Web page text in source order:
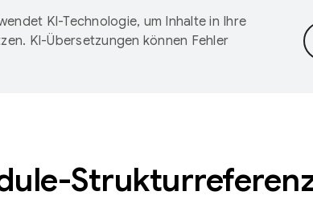
KI-Technologie, um Inhalte in Ihre
KI-Übersetzungen können Fehler